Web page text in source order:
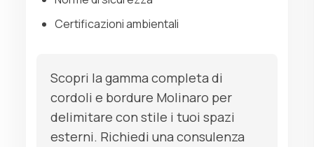
Certificazioni ambientali
Scopri la gamma completa di
cordoli e bordure Molinaro per
delimitare con stile i tuoi spazi
esterni. Richiedi una consulenza